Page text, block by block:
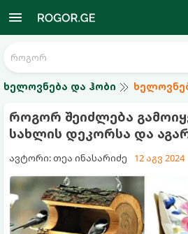
ხელოვნება და ჰობი
როგორ შეიძლება
სახლის დეკორსა და
ავტორი: თეა ინასარიძე 12 აგვ 2024